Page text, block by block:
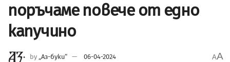
поръчаме повече от едно
капучино
by „Аз-буки“ 06-04-2024 AA